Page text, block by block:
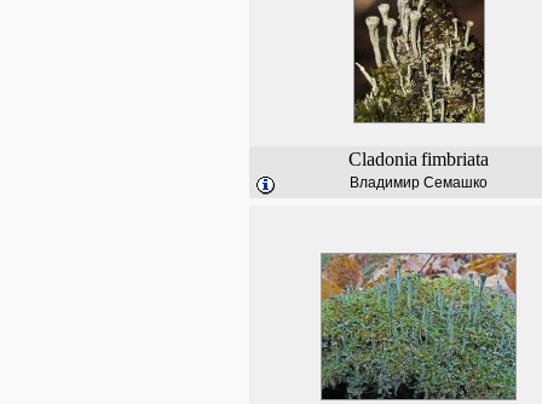
Cladonia fimbriata
Владимир Семашко